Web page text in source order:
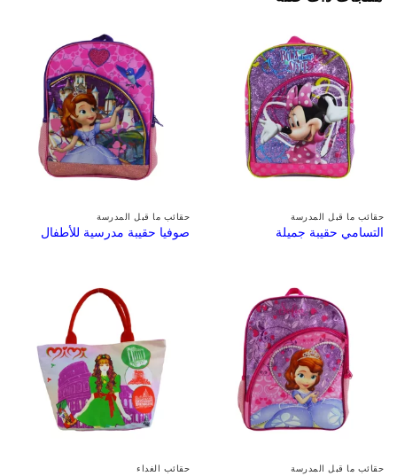
حقائب ما قبل المدرسة
التسامي حقيبة جميلة
حقائب ما قبل المدرسة
صوفيا حقيبة مدرسية للأطفال
حقائب ما قبل المدرسة حقائب الغداء